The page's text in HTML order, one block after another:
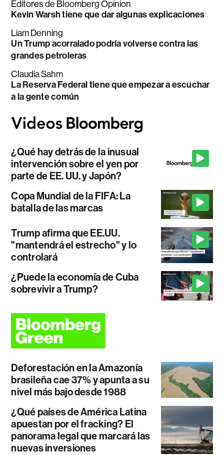
Editores de Bloomberg Opinion
Kevin Warsh tiene que dar algunas explicaciones
Liam Denning
Un Trump acorralado podría volverse contra las
grandes petroleras
Claudia Sahm
La Reserva Federal tiene que empezar a escuchar
a la gente común
¿Qué hay detrás de la inusual
intervención sobre el yen por
parte de EE. UU. y Japón?
Copa Mundial de la FIFA: La
batalla de las marcas
Trump afirma que EE.UU.
"mantendrá el estrecho" y lo
controlará
¿Puede la economía de Cuba
sobrevivir a Trump?
Deforestación en la Amazonía
brasileña cae 37% y apunta a su
nivel más bajo desde 1988
¿Qué países de América Latina
apuestan por el fracking? El
panorama legal que marcará las
nuevas inversiones